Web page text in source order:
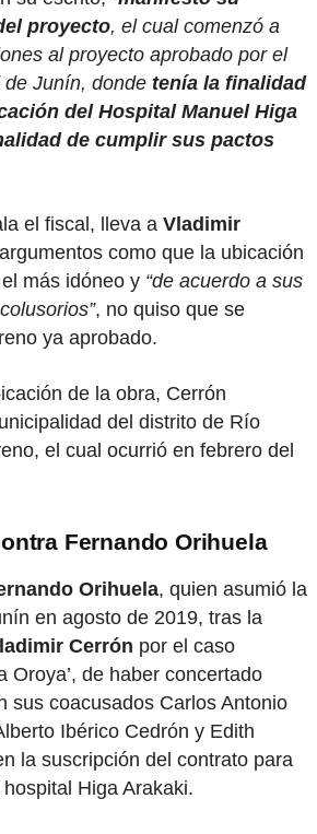
proyecto, el cual comenzó a
al proyecto aprobado por el
Junín, donde tenía la finalidad
del Hospital Manuel Higa
de cumplir sus pactos
el fiscal, lleva a Vladimir
como que la ubicación
más idóneo y “de acuerdo a sus
, no quiso que se
ya aprobado.
de la obra, Cerrón
del distrito de Río
el cual ocurrió en febrero del
Fernando Orihuela
Orihuela, quien asumió la
en agosto de 2019, tras la
Cerrón por el caso
Oroya’, de haber concertado
sus coacusados Carlos Antonio
Ibérico Cedrón y Edith
la suscripción del contrato para
Higa Arakaki.